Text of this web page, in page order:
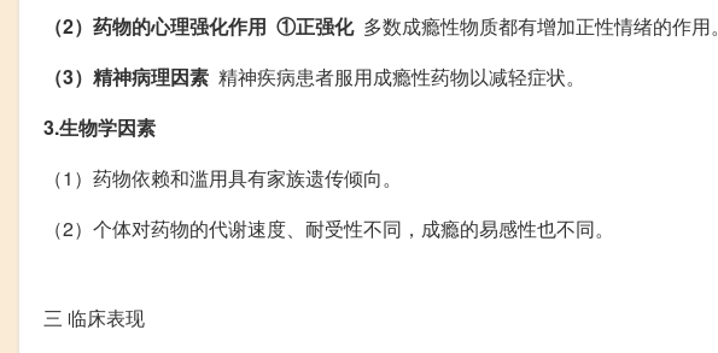
（2）药物的心理强化作用 ①正强化多数成瘾性物质都有增加正性情绪的作用。
（3）精神病理因素 精神疾病患者服用成瘾性药物以减轻症状。
3.生物学因素
（1）药物依赖和滥用具有家族遗传倾向。
（2）个体对药物的代谢速度、耐受性不同，成瘾的易感性也不同。
三 临床表现